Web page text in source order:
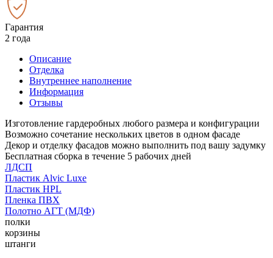
Гарантия
2 года
Описание
Отделка
Внутреннее наполнение
Информация
Отзывы
Изготовление гардеробных любого размера и конфигурации
Возможно сочетание нескольких цветов в одном фасаде
Декор и отделку фасадов можно выполнить под вашу задумку
Бесплатная сборка в течение 5 рабочих дней
ЛДСП
Пластик Alvic Luxe
Пластик HPL
Пленка ПВХ
Полотно АГТ (МДФ)
полки
корзины
штанги